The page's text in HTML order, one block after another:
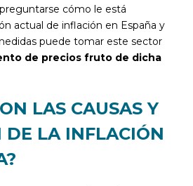
cómo le está
actual de inflación en España y
puede tomar este sector
de precios fruto de dicha
LAS CAUSAS Y
DE LA INFLACIÓN